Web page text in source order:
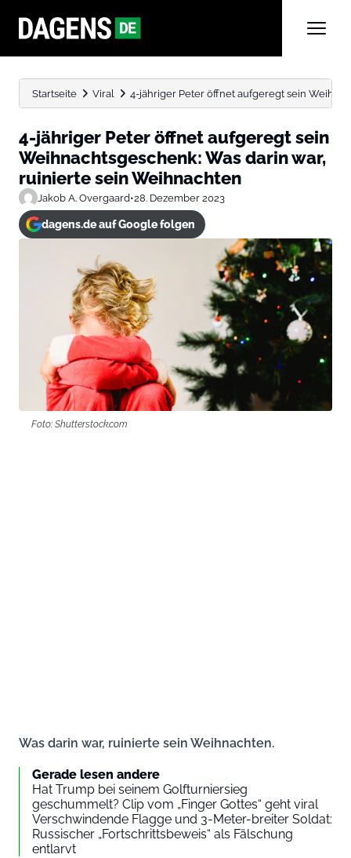
Startseite Viral 4-jähriger Peter öffnet aufgeregt sein
4-jähriger Peter öffnet aufgeregt sein
Weihnachtsgeschenk: Was darin war,
ruinierte sein Weihnachten
Jakob A. Overgaard•28. Dezember 2023
dagens.de auf Google folgen
Foto: Shutterstock.com
Was darin war, ruinierte sein Weihnachten.
Gerade lesen andere
Hat Trump bei seinem Golfturniersieg
geschummelt? Clip vom „Finger Gottes“ geht viral
Verschwindende Flagge und 3-Meter-breiter Soldat:
Russischer „Fortschrittsbeweis“ als Fälschung
entlarvt